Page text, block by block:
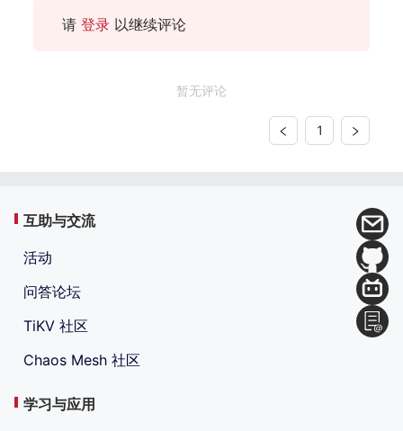
请 登录 以继续评论
暂无评论
1
互助与交流
活动
问答论坛
TiKV 社区
Chaos Mesh 社区
学习与应用